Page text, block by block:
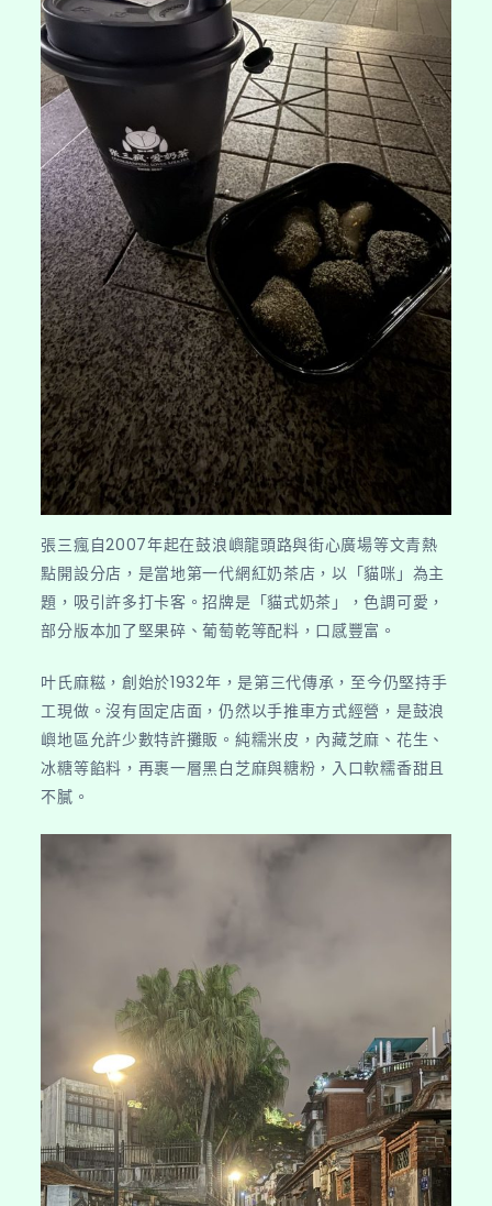
張三瘋自2007年起在鼓浪嶼龍頭路與街心廣場等文青熱
點開設分店，是當地第一代網紅奶茶店，以「貓咪」為主
題，吸引許多打卡客。招牌是「貓式奶茶」，色調可愛，
部分版本加了堅果碎、葡萄乾等配料，口感豐富。
叶氏麻糍，創始於1932年，是第三代傳承，至今仍堅持手
工現做。沒有固定店面，仍然以手推車方式經營，是鼓浪
嶼地區允許少數特許攤販。純糯米皮，內藏芝麻、花生、
冰糖等餡料，再裹一層黑白芝麻與糖粉，入口軟糯香甜且
不膩。